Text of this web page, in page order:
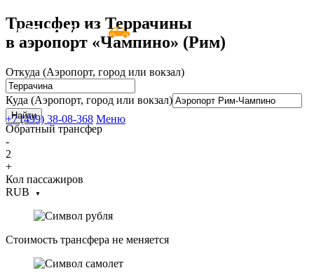
UniTransfers
Вопросы и ответы
+7 (499) 38-08-368 Меню
Трансфер из Террачины
в аэропорт «Чампино» (Рим)
Откуда (Аэропорт, город или вокзал)
Куда (Аэропорт, город или вокзал)
Найти
Обратный трансфер
-
2
+
Кол пассажиров
RUB
▼
Стоимость трансфера не меняется